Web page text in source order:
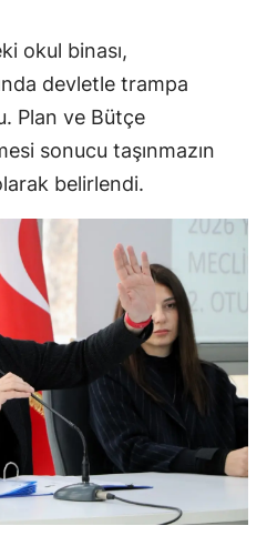
okul binası,
devletle trampa
Plan ve Bütçe
sonucu taşınmazın
belirlendi.